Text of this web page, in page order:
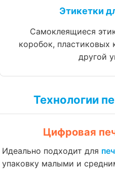
Этикетки
Самоклеящиеся
коробок, пластиковых
другой
Технологии
Цифровая
Идеально подходит для
упаковку малыми и